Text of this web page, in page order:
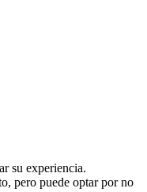
su experiencia.
pero puede optar por no